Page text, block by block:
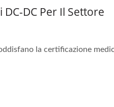
DC Per Il Settore
la certificazione